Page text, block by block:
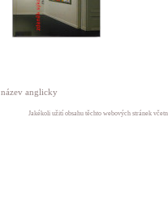
název anglicky
Jakékoli užití obsahu těchto webových stránek